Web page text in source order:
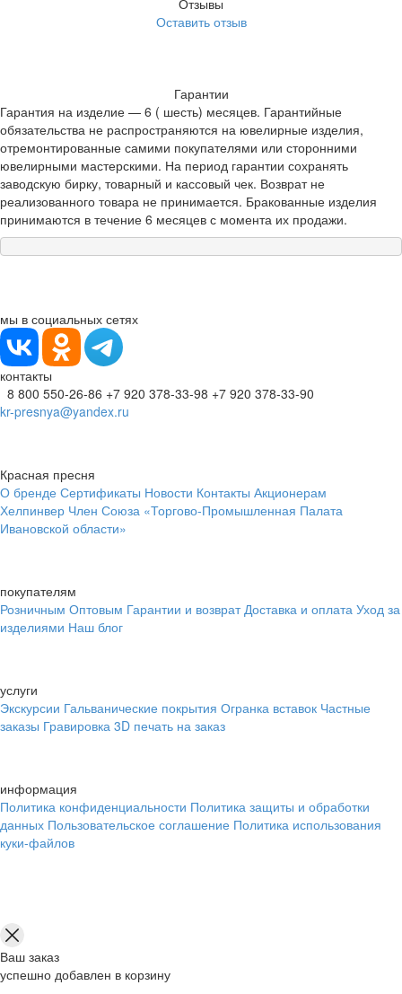
Отзывы
Оставить отзыв
Гарантии
Гарантия на изделие — 6 ( шесть) месяцев. Гарантийные
обязательства не распространяются на ювелирные изделия,
отремонтированные самими покупателями или сторонними
ювелирными мастерскими. На период гарантии сохранять
заводскую бирку, товарный и кассовый чек. Возврат не
реализованного товара не принимается. Бракованные изделия
принимаются в течение 6 месяцев с момента их продажи.
мы в социальных сетях
контакты
8 800 550-26-86 +7 920 378-33-98 +7 920 378-33-90
kr-presnya@yandex.ru
Красная пресня
О бренде Сертификаты Новости Контакты Акционерам
Хелпинвер Член Союза «Торгово-Промышленная Палата
Ивановской области»
покупателям
Розничным Оптовым Гарантии и возврат Доставка и оплата Уход за
изделиями Наш блог
услуги
Экскурсии Гальванические покрытия Огранка вставок Частные
заказы Гравировка 3D печать на заказ
информация
Политика конфиденциальности Политика защиты и обработки
данных Пользовательское соглашение Политика использования
куки-файлов
Ваш заказ
успешно добавлен в корзину